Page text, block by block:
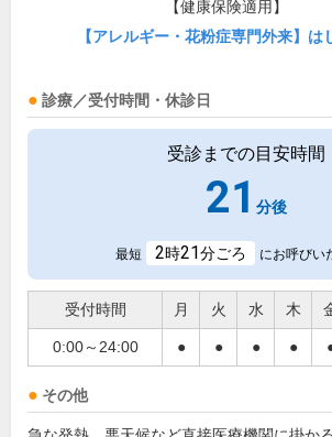
【健康保険適用】
【アレルギー・花粉症専門外来】は
診療／受付時間・休診日
受診までの目安時間
21 分後
最短 2時21分ごろ にお呼びい
受付時間 月 火 水 木
0:00～24:00 ● ● ● ●
その他